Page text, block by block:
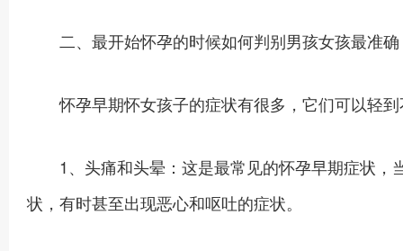
二、最开始怀孕的时候如何判别男孩女孩最准确
怀孕早期怀女孩子的症状有很多，它们可以轻到
1、头痛和头晕：这是最常见的怀孕早期症状，
状，有时甚至出现恶心和呕吐的症状。